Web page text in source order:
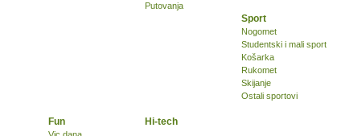
Putovanja
Sport
Nogomet
Studentski i mali sport
Košarka
Rukomet
Skijanje
Ostali sportovi
Fun Hi-tech